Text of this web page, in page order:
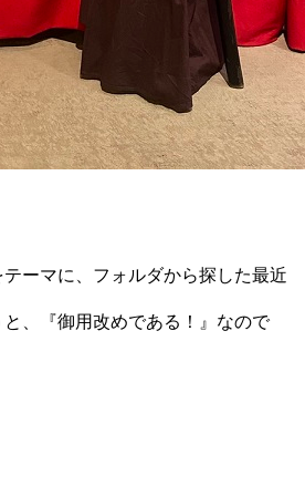
ーマに、フォルダから探した最近
、『御用改めである！』なので